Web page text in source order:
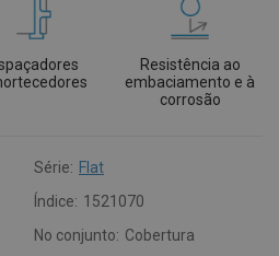
Resistência ao
embaciamento e à
corrosão
Série: Flat
Índice: 1521070
No conjunto: Cobertura